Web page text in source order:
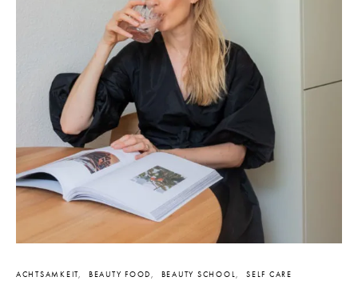
ACHTSAMKEIT BEAUTY FOOD BEAUTY SCHOOL SELF CARE